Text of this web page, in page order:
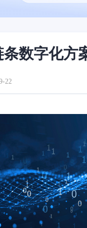
数字化方
22